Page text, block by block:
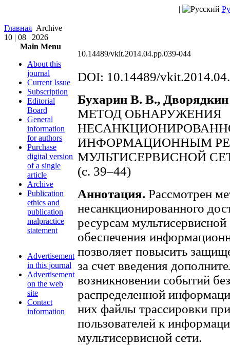
|
Главная Archive
10 | 08 | 2026
Main Menu
About this
journal
Current Issue
Subscription
Editorial
Board
General
information
for authors
Purchase
digital version
of a single
article
Archive
Publication
ethics and
publication
malpractice
statement
Advertisement
in this journal
Advertisement
on the web
site
Contact
information
10.14489/vkit.2014.04.pp.039-044
DOI: 10.14489/
Бухарин В. В.,
МЕТОД ОБНАРУЖЕНИЯ
ИНФОРМАЦИОННЫМ
МУЛЬТИСЕРВИСНОЙ
(с. 39–44)
Аннотация. Рассмотрен
несанкционированного
ресурсам
обеспечения
позволяет повысить
за счет введения
возникновении событий
распределенной
них файлы трассировки
пользователей к
мультисервисной сети.